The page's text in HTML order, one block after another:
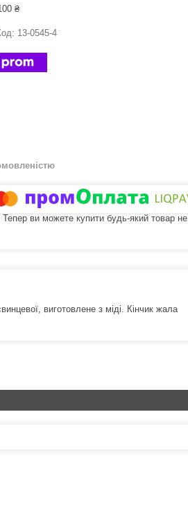
₴
13-0545-4
Тепер ви можете купити будь-який товар не
виготовлене з міді. Кінчик жала